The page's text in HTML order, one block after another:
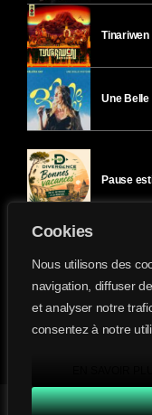
Cookies
Nous utilisons des
navigation, diffuser
et analyser notre
consentez à notre
Divergence
Tinariwen
Une
Pause
Ici